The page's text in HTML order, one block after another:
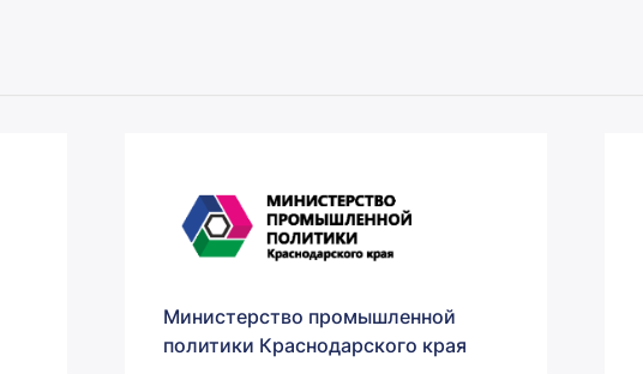
Министерство промышленной
политики Краснодарского края